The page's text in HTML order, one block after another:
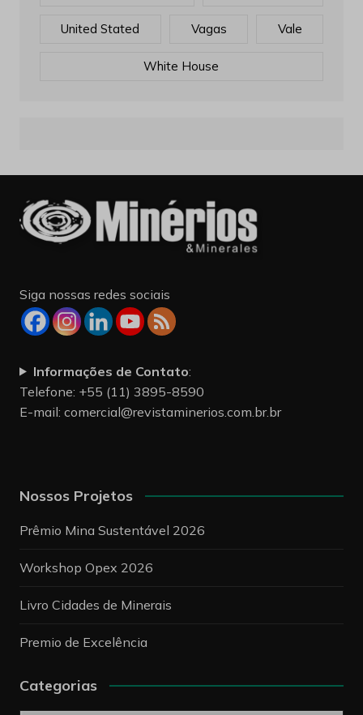
United Stated Vagas Vale
White House
Siga nossas redes sociais
Informações de Contato:
Telefone: +55 (11) 3895-8590
E-mail: comercial@revistaminerios.com.br.br
Nossos Projetos
Prêmio Mina Sustentável 2026
Workshop Opex 2026
Livro Cidades de Minerais
Premio de Excelência
Categorias